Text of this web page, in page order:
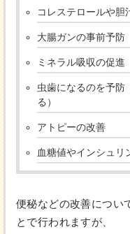
コレステロールや胆
大腸ガンの事前予防
ミネラル吸収の促進
虫歯になるのを予防
る）
アトピーの改善
血糖値やインシュリ
便秘などの改善につい
とで行われますが、